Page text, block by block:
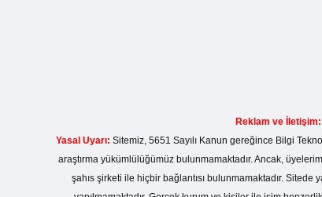
Reklam ve İletişim:
Yasal Uyarı: Sitemiz, 5651 Sayılı Kanun gereğince Bilgi
araştırma yükümlülüğümüz bulunmamaktadır. Ancak,
şahıs şirketi ile hiçbir bağlantısı bulunmamaktadır. Sitede